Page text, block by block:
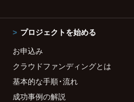
プロジェクトを始める
お申込み
クラウドファンディングとは
基本的な手順・流れ
成功事例の解説